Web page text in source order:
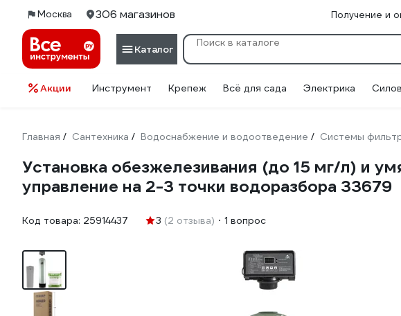
Москва 306 магазинов Получение и
Каталог
Акции Инструмент Крепеж Всё для сада Электрика
Главная / Сантехника / Водоснабжение и водоотведение / Системы
Установка обезжелезивания (до 15 мг/л) и
управление на 2-3 точки водоразбора 33679
Код товара: 25914437 3 (2 отзыва) 1 вопрос